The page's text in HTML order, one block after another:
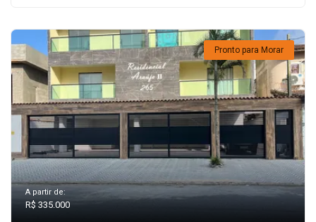
Pronto para Morar
A partir de:
R$ 335.000